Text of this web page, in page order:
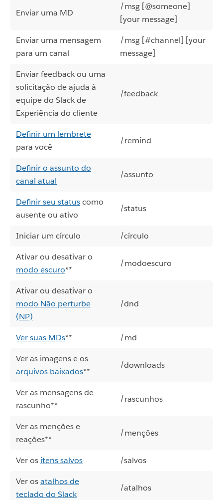
Enviar uma MD
/msg [@someone]
[your message]
Enviar uma mensagem
para um canal
/msg [#channel] [your
message]
Enviar feedback ou uma
solicitação de ajuda à
equipe do Slack de
Experiência do cliente
/feedback
Definir um lembrete
para você
/remind
Definir o assunto do
canal atual
/assunto
Definir seu statuscomo
ausente ou ativo
/status
Iniciar um círculo
/círculo
Ativar ou desativar o
modo escuro**
/modoescuro
Ativar ou desativar o
modo Não perturbe
(NP)
/dnd
Ver suas MDs**
/md
Ver as imagens e os
arquivos baixados**
/downloads
Ver as mensagens de
rascunho**
/rascunhos
Ver as menções e
reações**
/menções
Ver os itens salvos
/salvos
Ver osatalhos de
teclado do Slack
/atalhos